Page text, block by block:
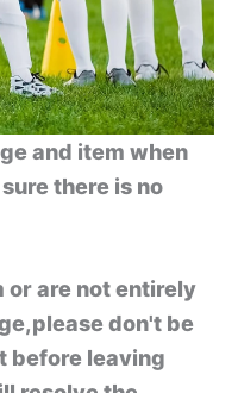
and item when
there is no
or are not entirely
don't be
before leaving